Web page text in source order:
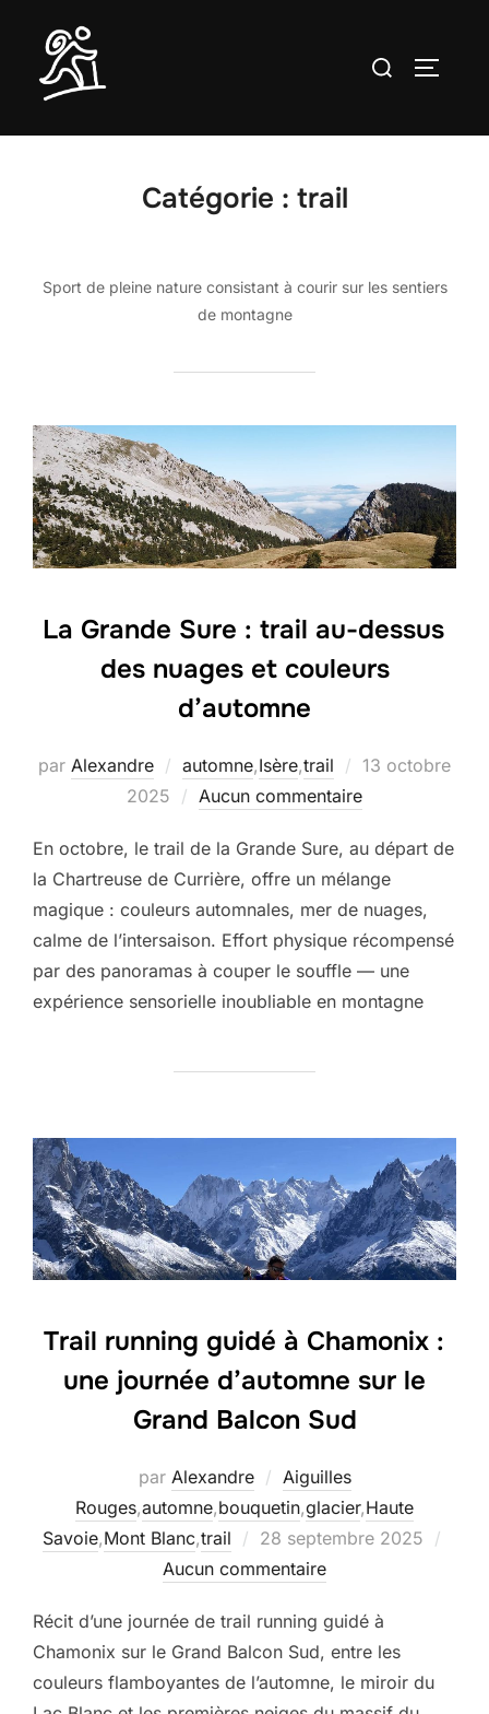
contenu
Rechercher :
Catégorie : trail
Sport de pleine nature consistant à courir sur les sentiers
de montagne
La Grande Sure : trail au-dessus
des nuages et couleurs
d’automne
par Alexandre automne,Isère,trail
Publié
le
13 octobre
2025
Aucun commentaire
En octobre, le trail de la Grande Sure, au départ de
la Chartreuse de Currière, offre un mélange
magique : couleurs automnales, mer de nuages,
calme de l’intersaison. Effort physique récompensé
par des panoramas à couper le souffle — une
expérience sensorielle inoubliable en montagne
Trail running guidé à Chamonix :
une journée d’automne sur le
Grand Balcon Sud
par Alexandre
Aiguilles
Rouges,automne,bouquetin,glacier,Haute
Savoie,Mont Blanc,trail
Publié
le
28 septembre 2025
Aucun commentaire
Récit d’une journée de trail running guidé à
Chamonix sur le Grand Balcon Sud, entre les
couleurs flamboyantes de l’automne, le miroir du